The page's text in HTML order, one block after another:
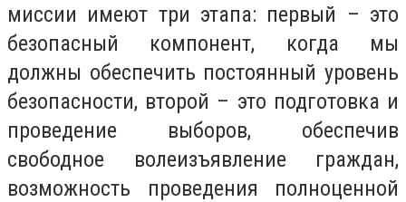
миссии имеют три этапа: первый – это
безопасный компонент, когда мы
должны обеспечить постоянный уровень
безопасности, второй – это подготовка и
проведение выборов, обеспечив
свободное волеизъявление граждан,
возможность проведения полноценной